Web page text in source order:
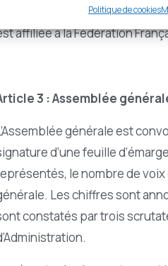
Politique de cookies
intègre le Collège C ou
affiliée à la Fédération
3 : Assemblée
générale est
d’une feuille
le nombre de voix
Les chiffres sont
constatés par trois